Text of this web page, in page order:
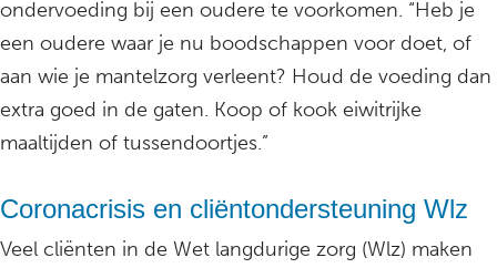
ondervoeding bij een oudere te voorkomen. “Heb je
een oudere waar je nu boodschappen voor doet, of
aan wie je mantelzorg verleent? Houd de voeding dan
extra goed in de gaten. Koop of kook eiwitrijke
maaltijden of tussendoortjes.”
Coronacrisis en cliëntondersteuning Wlz
Veel cliënten in de Wet langdurige zorg (Wlz) maken